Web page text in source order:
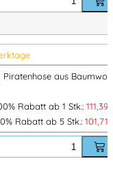
aus
Rabatt ab 1 Stk.: 111,39
Rabatt ab 5 Stk.: 101,71